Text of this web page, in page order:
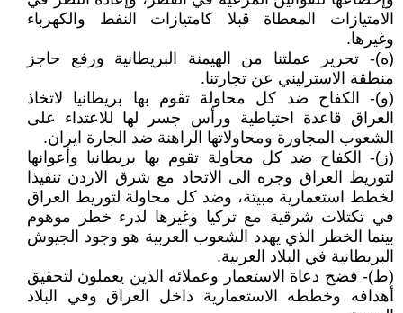
الامتيازات المعطاة قبلا كامتيازات النفط والكهرباء
وغيرها.
(ه)- تحرير عملتنا من الهيمنة البريطانية ورفع حاجز
منطقة الاسترليني عن تجارتنا.
(و)- الكفاح ضد كل محاولة تقوم بها بريطانيا لاتخاذ
العراق قاعدة احتياطية ورأس جسر لها للاعتداء على
الشعوب المجاورة ومحاولاتها الراهنة ضد الجارة ايران.
(ز)- الكفاح ضد كل محاولة تقوم بها بريطانيا وأعوانها
لتوريط العراق وجره الى الاتحاد مع شرق الاردن تنفيذا
لخطط استعمارية مبيتة، وضد كل محاولة لتوريط العراق
في تكتلات شرقية مع تركيا وغيرها لدرء خطر موهوم
بينما الخطر الذي يهدد الشعوب العربية هو وجود الجيوش
البريطانية في البلاد العربية.
(ط)- فضح دعاة الاستعمار وعملائه الذين يعملون لتحقيق
أهدافه وخططه الاستعمارية داخل العراق وفي البلاد